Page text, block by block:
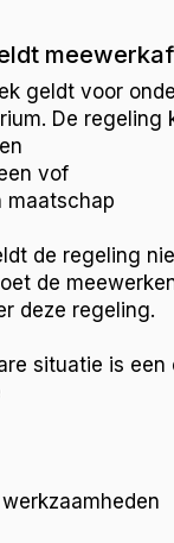
geldt voor
De regeling
vof
maatschap
de regeling
de
deze regeling.
situatie is